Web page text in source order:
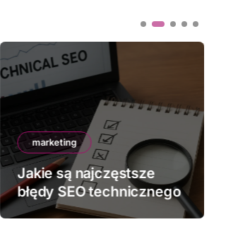
marketing
Jakie są najczęstsze
błędy SEO technicznego